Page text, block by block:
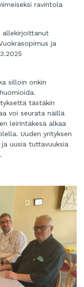
ravintola
allekirjoittanut
ja
silloin onkin
tästäkin
voi seurata näillä
leirintäkesä alkaa
Uuden yrityksen
uusia tuttavuuksia